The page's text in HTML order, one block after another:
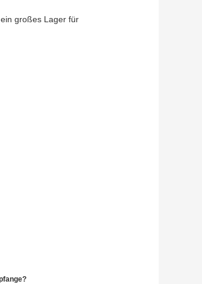
großes Lager für